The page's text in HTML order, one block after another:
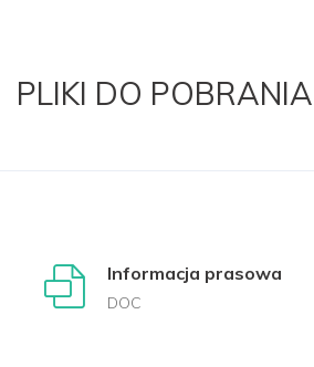
PLIKI DO POBRANIA
Informacja prasowa
DOC